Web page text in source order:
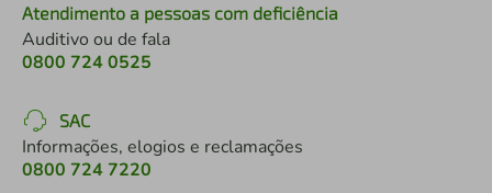
Atendimento a pessoas com deficiência
Auditivo ou de fala
0800 724 0525
SAC
Informações, elogios e reclamações
0800 724 7220